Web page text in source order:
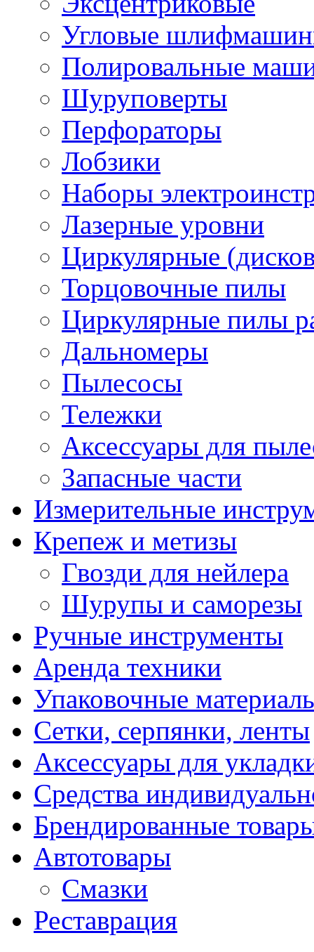
Угловые
Полировальные
Шуруповерты
Перфораторы
Лобзики
Наборы
Лазерные уровни
Циркулярные
Торцовочные пилы
Циркулярные пилы
Дальномеры
Пылесосы
Тележки
Аксессуары для
Запасные части
Измерительные
Крепеж и метизы
Гвозди для нейлера
Шурупы и саморезы
Ручные инструменты
Аренда техники
Упаковочные
Сетки, серпянки, ленты
Аксессуары для
Средства
Брендированные
Автотовары
Смазки
Реставрация